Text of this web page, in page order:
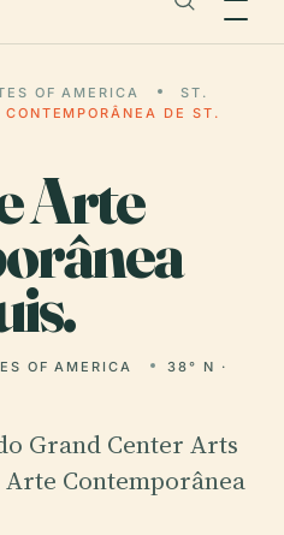
OF AMERICA
ST.
DE ST.
Arte
OF AMERICA
38° N ·
Grand Center Arts
Contemporânea